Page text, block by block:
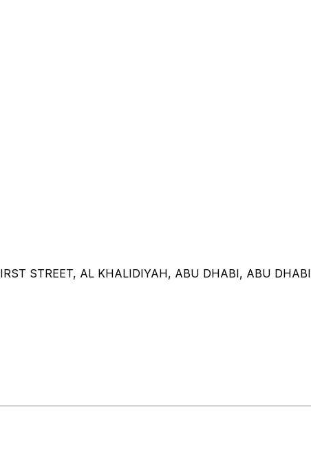
STREET, AL KHALIDIYAH, ABU DHABI, ABU DHABI